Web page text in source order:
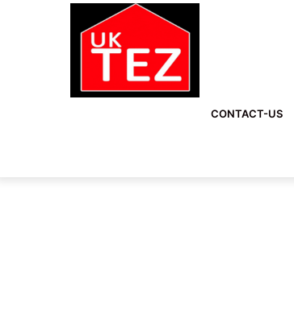
CONTACT-US